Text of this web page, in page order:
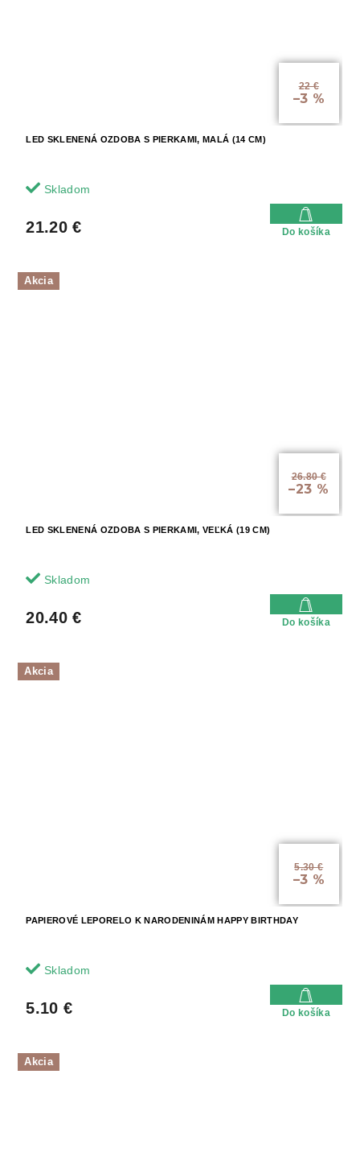
22 €
–3 %
LED SKLENENÁ OZDOBA S PIERKAMI, MALÁ (14 CM)
Skladom
21.20 € Do košíka
Akcia
26.80 €
–23 %
LED SKLENENÁ OZDOBA S PIERKAMI, VEĽKÁ (19 CM)
Skladom
20.40 € Do košíka
Akcia
5.30 €
–3 %
PAPIEROVÉ LEPORELO K NARODENINÁM HAPPY BIRTHDAY
Skladom
5.10 € Do košíka
Akcia